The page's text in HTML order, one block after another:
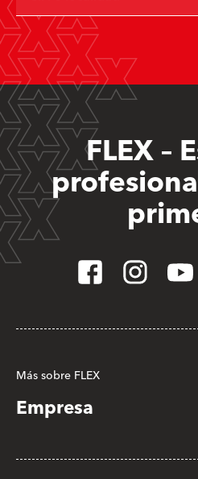
FLEX –
Más sobre FLEX
Empresa